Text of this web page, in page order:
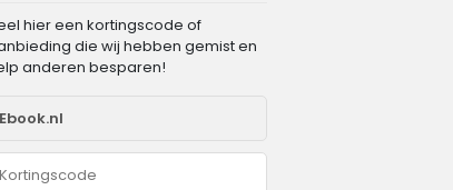
hier een kortingscode of
die wij hebben gemist en
anderen besparen!